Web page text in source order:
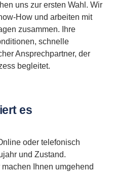
uns zur ersten Wahl. Wir
How und arbeiten mit
zusammen. Ihre
schnelle
Ansprechpartner, der
begleitet.
es
oder telefonisch
und Zustand.
machen Ihnen umgehend